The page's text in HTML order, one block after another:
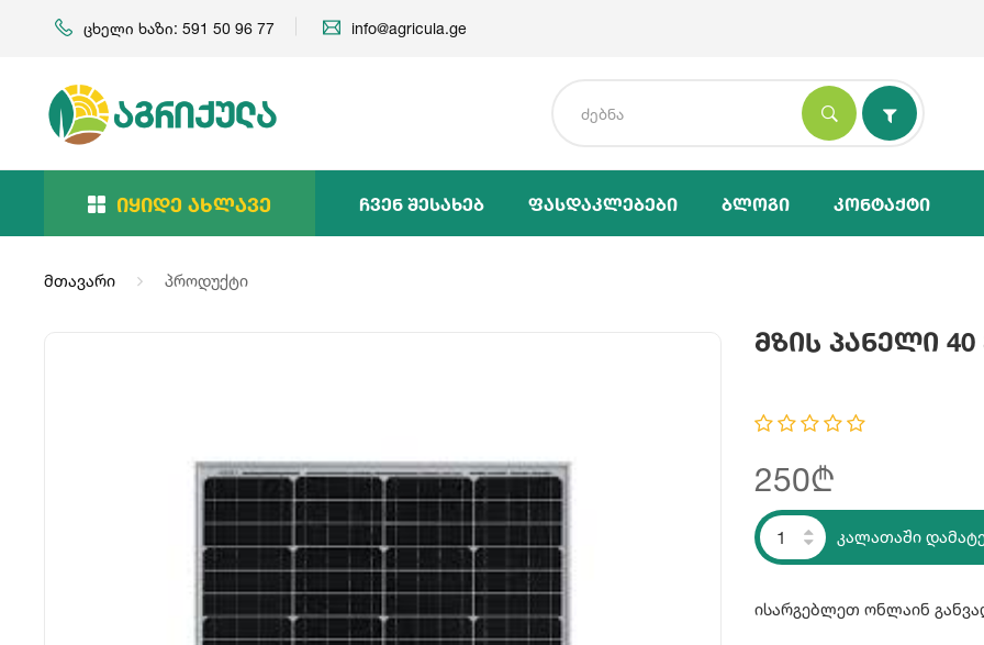
ცხელი ხაზი: 591 50 96 77 info@agricula.ge
Იყიდე Ახლავე Ჩვენ Შესახებ Ფასდაკლებები Ბლოგი Კონტაქტი
მთავარი პროდუქტი
Მზის Პანელი 40
250₾
კალათაში
ისარგებლეთ ონლაინ